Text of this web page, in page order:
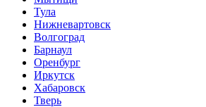
Тула
Нижневартовск
Волгоград
Барнаул
Оренбург
Иркутск
Хабаровск
Тверь